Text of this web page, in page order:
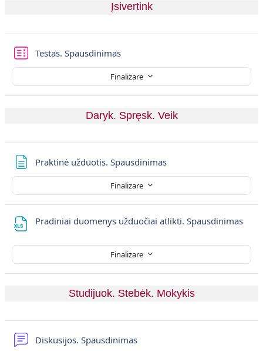
Įsivertink
Testas. Spausdinimas
Finalizare
Daryk. Spręsk. Veik
Praktinė užduotis. SpausdinimasPagină
Finalizare
Pradiniai duomenys užduočiai atlikti. Spausdinimas
Finalizare
Studijuok. Stebėk. Mokykis
Diskusijos. Spausdinimas